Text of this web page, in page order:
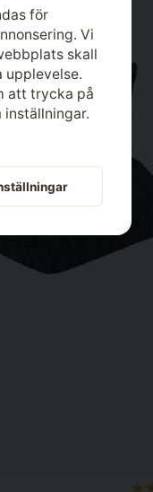
för
Vi
skall
upplevelse.
att trycka på
inställningar.